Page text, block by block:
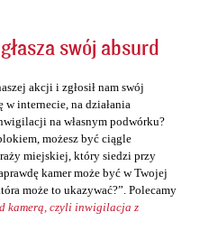
swój absurd
akcji i zgłosił nam swój
internecie, na działania
na własnym podwórku?
możesz być ciągle
miejskiej, który siedzi przy
kamer może być w Twojej
może to ukazywać?”. Polecamy
kamerą, czyli inwigilacja z